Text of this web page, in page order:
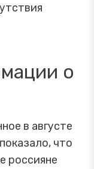
о
в августе
что
россияне